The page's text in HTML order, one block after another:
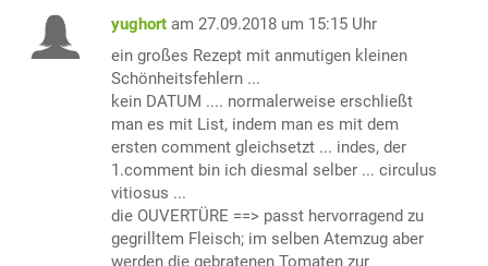
yughort am 27.09.2018 um 15:15 Uhr
ein großes Rezept mit anmutigen kleinen
Schönheitsfehlern ...
kein DATUM .... normalerweise erschließt
man es mit List, indem man es mit dem
ersten comment gleichsetzt ... indes, der
1.comment bin ich diesmal selber ... circulus
vitiosus ...
die OUVERTÜRE ==> passt hervorragend zu
gegrilltem Fleisch; im selben Atemzug aber
werden die gebratenen Tomaten zur